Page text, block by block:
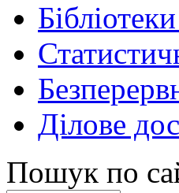
Ділове
Пошук по